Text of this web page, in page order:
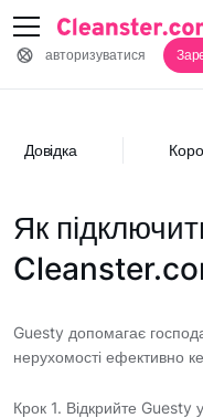
авторизуватися
Довідка
Як
Guesty допомагає
нерухомості ефективно
Крок 1. Відкрийте Guesty